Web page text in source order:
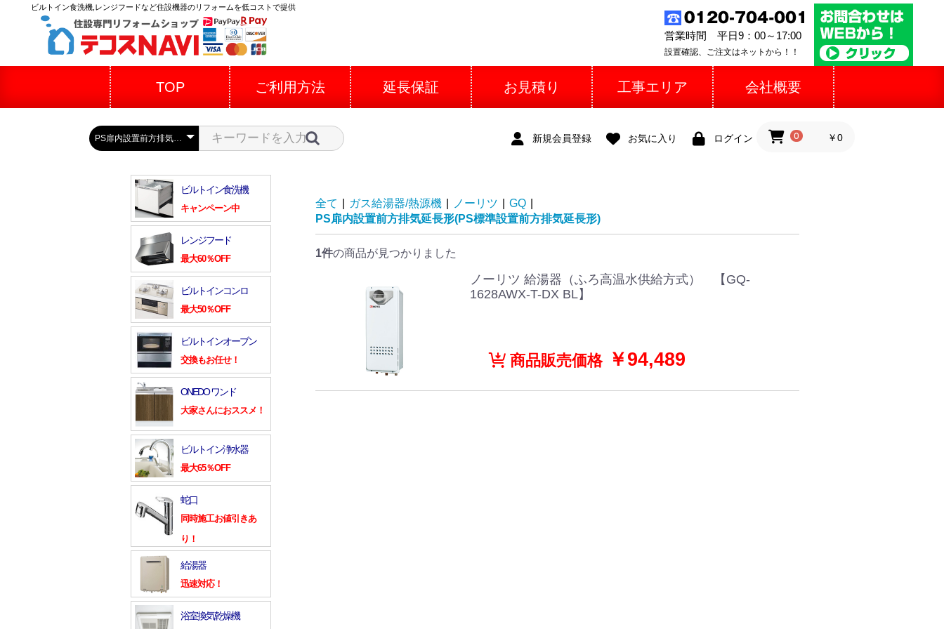
ビルトイン食洗機,レンジフードなど住設機器のリフォームを低コストで提供
営業時間 平日9：00～17:00
設置確認、ご注文はネットから！！
TOP ご利用方法 延長保証 お見積り 工事エリア 会社概要
新規会員登録 お気に入り ログイン 0 ￥0
ビルトイン食洗機
キャンペーン中
レンジフード
最大60％OFF
ビルトインコンロ
最大50％OFF
ビルトインオーブン
交換もお任せ！
ONEDO ワンド
大家さんにおススメ！
ビルトイン浄水器
最大65％OFF
蛇口
同時施工お値引きあ
り！
給湯器
迅速対応！
浴室換気乾燥機
全て ガス給湯器/熱源機 ノーリツ GQ
PS扉内設置前方排気延長形(PS標準設置前方排気延長形)
1件の商品が見つかりました
ノーリツ 給湯器（ふろ高温水供給方式） 【GQ-
1628AWX-T-DX BL】
商品販売価格￥94,489